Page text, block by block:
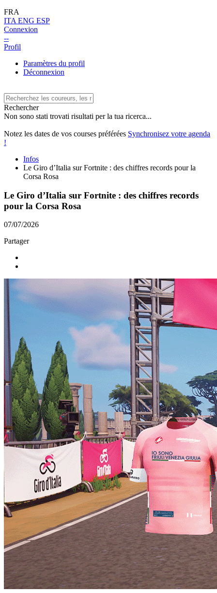
FRA
ITA ENG ESP
Connexion
--
Profil
Paramètres du profil
Déconnexion
Rechercher
Non sono stati trovati risultati per la tua ricerca...
Notez les dates de vos courses préférées Synchronisez votre agenda
!
Infos
Le Giro d’Italia sur Fortnite : des chiffres records pour la
Corsa Rosa
Le Giro d’Italia sur Fortnite : des chiffres records
pour la Corsa Rosa
07/07/2026
Partager